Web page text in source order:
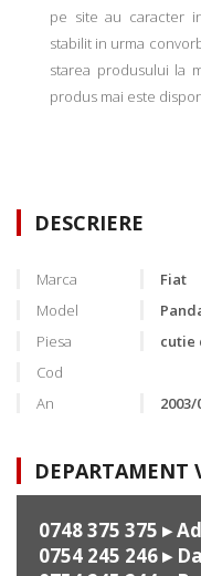
pe site au caracter
stabilit in urma
starea produsului la
produs mai este
DESCRIERE
Marca
Fiat
Model
Piesa
cutie
Cod
An
DEPARTAMENT
0748 375 375 ▸
0754 245 246▸